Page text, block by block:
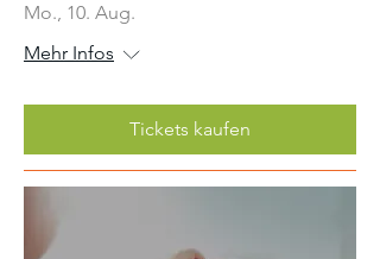
Mo., 10. Aug.
Mehr Infos
Tickets kaufen